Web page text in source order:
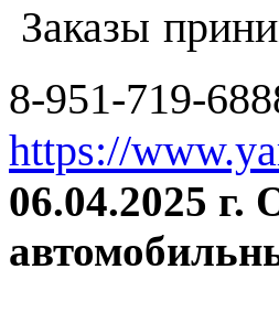
Заказы
8-951-719-
https://
06.04.2025 г.